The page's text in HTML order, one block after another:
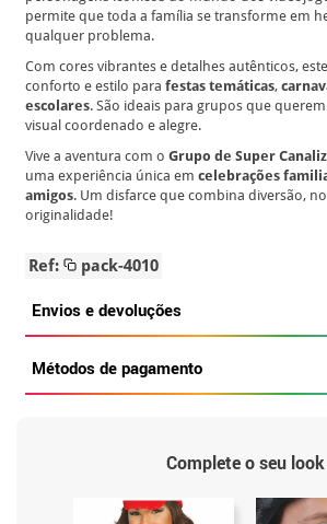
permite que toda a família se transforme em
qualquer problema.
Com cores vibrantes e detalhes autênticos,
conforto e estilo parafestas temáticas,
escolares. São ideais para grupos que
visual coordenado e alegre.
Vive a aventura com oGrupo de Super
uma experiência única emcelebrações
amigos. Um disfarce que combina diversão,
originalidade!
Ref: pack-4010
Envios e devoluções
Métodos de pagamento
Complete o seu look